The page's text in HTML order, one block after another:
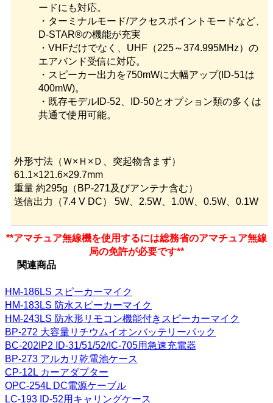
ードにも対応。
・ターミナルモード/アクセスポイントモードなど、
D-STAR®の機能が充実
・VHFだけでなく、UHF（225～374.995MHz）の
エアバンド受信に対応。
・スピーカー出力を750mWに大幅アップ(ID-51は
400mW)。
・既存モデルID-52、ID-50とオプション類の多くは
共通で使用可能。
外形寸法（Ｗ×Ｈ×Ｄ、突起物含まず）
61.1×121.6×29.7mm
重量 約295g（BP-271及びアンテナ含む）
送信出力（7.4 V DC） 5W、2.5W、1.0W、0.5W、0.1W
**アマチュア無線機を使用するには総務省のアマチュア無線
局の免許が必要です**
関連商品
HM-186LS スピーカーマイク
HM-183LS 防水スピーカーマイク
HM-243LS 防水形リモコン機能付きスピーカーマイク
BP-272 大容量リチウムイオンバッテリーパック
BC-202IP2 ID-31/51/52/IC-705用急速充電器
BP-273 アルカリ乾電池ケース
CP-12L カーアダプター
OPC-254L DC電源ケーブル
LC-193 ID-52用キャリングケース